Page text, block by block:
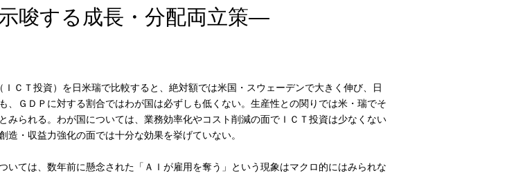
唆する成長・分配両立策―
ＣＴ投資）を日米瑞で比較すると、絶対額では米国・スウェーデンで大きく伸び、日
、ＧＤＰに対する割合ではわが国は必ずしも低くない。生産性との関りでは米・瑞でそ
みられる。わが国については、業務効率化やコスト削減の面でＩＣＴ投資は少なくない
造・収益力強化の面では十分な効果を挙げていない。
いては、数年前に懸念された「ＡＩが雇用を奪う」という現象はマクロ的にはみられな